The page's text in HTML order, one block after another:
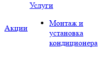
Акции
Услуги
Монтаж и
установка
кондиционера